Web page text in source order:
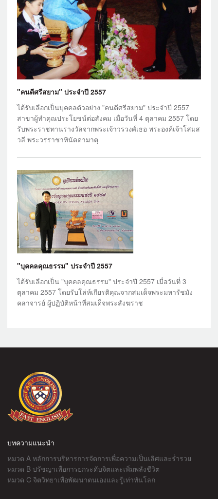
"คนดีศรีสยาม" ประจำปี 2557
ได้รับเลือกเป็นบุคคลตัวอย่าง "คนดีศรีสยาม" ประจำปี 2557
สาขาผู้ทำคุณประโยชน์ต่อสังคม เมื่อวันที่ 4 ตุลาคม 2557 โดย
รับพระราชทานรางวัลจากพระเจ้าวรวงศ์เธอ พระองค์เจ้าโสมส
วลี พระวรราชาทินัดดามาตุ
"บุคคลคุณธรรม" ประจำปี 2557
ได้รับเลือกเป็น "บุคคลคุณธรรม" ประจำปี 2557 เมื่อวันที่ 3
ตุลาคม 2557 โดยรับโล่ห์เกียรติคุณจากสมเด็จพระมหารัชมัง
คลาจารย์ ผู้ปฏิบัติหน้าที่สมเด็จพระสังฆราช
บทความแนะนำ
หมวด A หลักการบริหารการจัดการเพื่อความเป็นเลิศและร่ำรวย
หมวด B ปรัชญาเพื่อการยกระดับจิตและเพิ่มพลังชีวิต
หมวด C จิตวิทยาเพื่อพัฒนาตนเองและรู้เท่าทันโลก